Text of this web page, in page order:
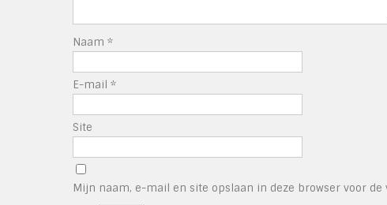
Naam *
E-mail *
Site
Mijn naam, e-mail en site opslaan in deze browser voor